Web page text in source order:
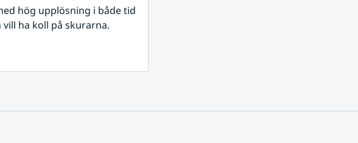
hög upplösning i både tid
ha koll på skurarna.